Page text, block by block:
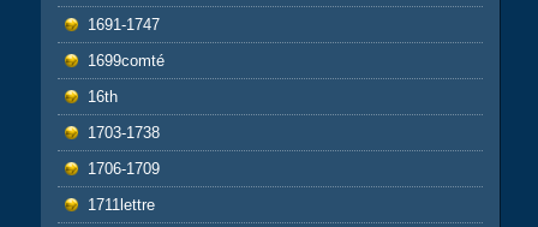
1691-1747
1699comté
16th
1703-1738
1706-1709
1711lettre